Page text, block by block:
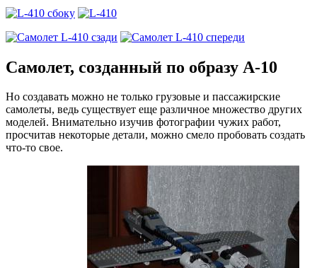
Самолет, созданный по образу А-10
Но создавать можно не только грузовые и пассажирские
самолеты, ведь существует еще различное множество других
моделей. Внимательно изучив фотографии чужих работ,
просчитав некоторые детали, можно смело пробовать создать
что-то свое.